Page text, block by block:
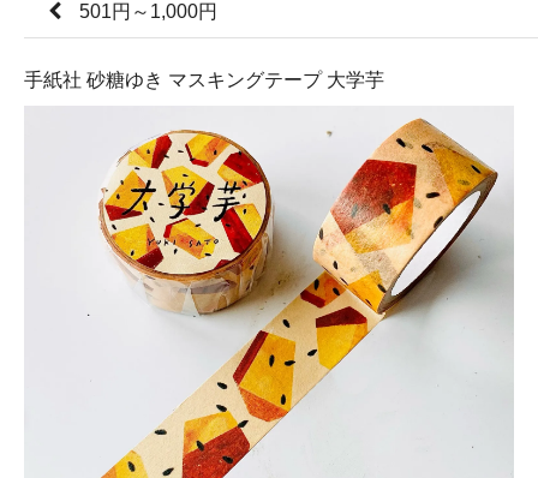
501円～1,000円
手紙社 砂糖ゆき マスキングテープ 大学芋